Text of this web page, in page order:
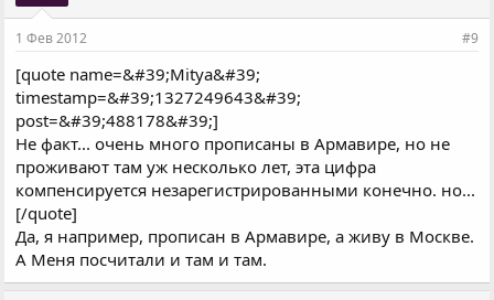
1 Фев 2012 #9
[quote name=&#39;Mitya&#39;
timestamp=&#39;1327249643&#39;
post=&#39;488178&#39;]
Не факт... очень много прописаны в Армавире, но не
проживают там уж несколько лет, эта цифра
компенсируется незарегистрированными конечно. но...
[/quote]
Да, я например, прописан в Армавире, а живу в Москве.
А Меня посчитали и там и там.